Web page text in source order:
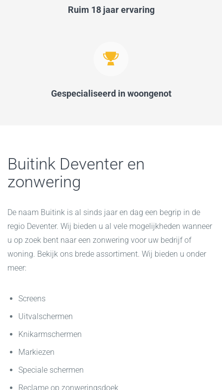
Ruim 18 jaar ervaring
Gespecialiseerd in woongenot
Buitink Deventer en
zonwering
De naam Buitink is al sinds jaar en dag een begrip in de
regio Deventer. Wij bieden u al vele mogelijkheden wanneer
u op zoek bent naar een zonwering voor uw bedrijf of
woning. Bekijk ons brede assortiment. Wij bieden u onder
meer:
Screens
Uitvalschermen
Knikarmschermen
Markiezen
Speciale schermen
Reclame op zonweringsdoek